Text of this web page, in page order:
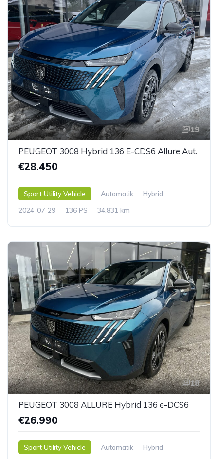
19
PEUGEOT 3008 Hybrid 136 E-CDS6 Allure Aut.
€28.450
Sport Utility Vehicle Automatik
Hybrid
2024-07-29
136 PS 34.831 km
18
PEUGEOT 3008 ALLURE Hybrid 136 e-DCS6
€26.990
Sport Utility Vehicle Automatik
Hybrid